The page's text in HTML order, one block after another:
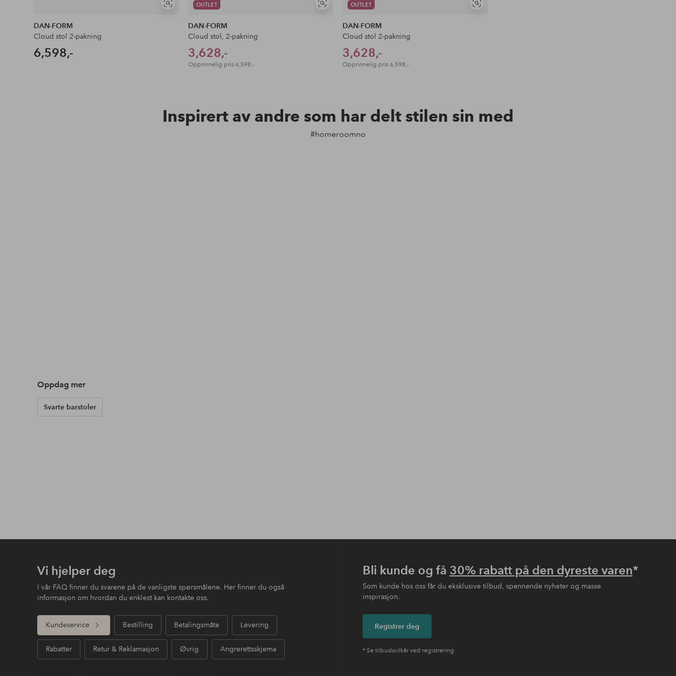
Vis
DAN-FORM
Cloud stol 2-pakning
6,598,-
OUTLET
Vis
DAN-FORM
Cloud stol, 2-pakning
3,628,-
Opprinnelig pris 6,598,-
OUTLET
Vis
DAN-FORM
Cloud stol 2-pakning
3,628,-
Opprinnelig pris 6,598,-
Inspirert av andre som har delt stilen sin med
#homeroomno
Oppdag mer
Svarte barstoler
Vi hjelper deg
I vår FAQ finner du svarene på de vanligste spørsmålene. Her finner du også
informasjon om hvordan du enklest kan kontakte oss.
Kundeservice Bestilling Betalingsmåte Levering
Rabatter Retur & Reklamasjon Øvrig Angrerettsskjema
Bli kunde og få 30% rabatt på den dyreste varen*
Som kunde hos oss får du eksklusive tilbud, spennende nyheter og masse
inspirasjon.
Registrer deg
* Se tilbudsvilkår ved registrering